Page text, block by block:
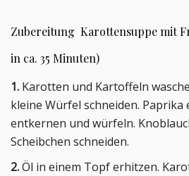
Zubereitung Karottensuppe mit
in ca. 35 Minuten)
1. Karotten und Kartoffeln
kleine Würfel schneiden. Paprika
entkernen und würfeln.
Scheibchen schneiden.
2.Öl in einem Topf erhitzen.